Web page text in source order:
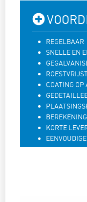
REGELBAAR
SNELLE EN
COATING OP
KORTE